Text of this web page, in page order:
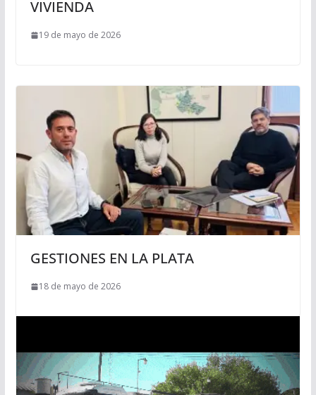
VIVIENDA
19 de mayo de 2026
GESTIONES EN LA PLATA
18 de mayo de 2026